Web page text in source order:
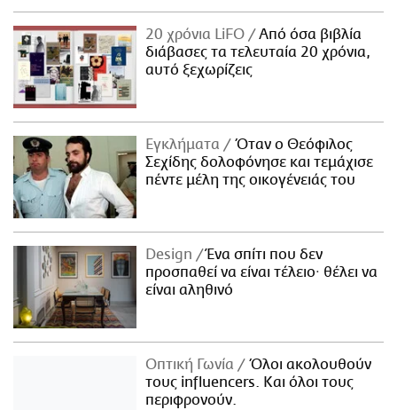
20 χρόνια LiFO
Από όσα βιβλία
διάβασες τα τελευταία 20 χρόνια,
αυτό ξεχωρίζεις
Εγκλήματα
Όταν ο Θεόφιλος
Σεχίδης δολοφόνησε και τεμάχισε
πέντε μέλη της οικογένειάς του
Design
Ένα σπίτι που δεν
προσπαθεί να είναι τέλειο· θέλει να
είναι αληθινό
Οπτική Γωνία
Όλοι ακολουθούν
τους influencers. Και όλοι τους
περιφρονούν.